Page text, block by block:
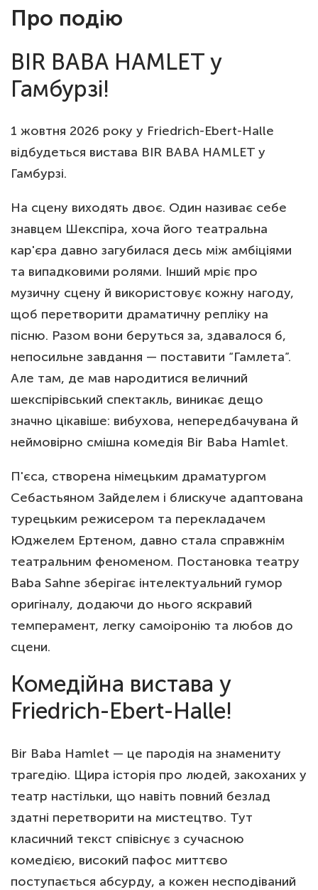
Про подію
BIR BABA HAMLET у
Гамбурзі!
1 жовтня 2026 року у Friedrich-Ebert-Halle
відбудеться вистава BIR BABA HAMLET у
Гамбурзі.
На сцену виходять двоє. Один називає себе
знавцем Шекспіра, хоча його театральна
кар'єра давно загубилася десь між амбіціями
та випадковими ролями. Інший мріє про
музичну сцену й використовує кожну нагоду,
щоб перетворити драматичну репліку на
пісню. Разом вони беруться за, здавалося б,
непосильне завдання — поставити “Гамлета”.
Але там, де мав народитися величний
шекспірівський спектакль, виникає дещо
значно цікавіше: вибухова, непередбачувана й
неймовірно смішна комедія Bir Baba Hamlet.
П'єса, створена німецьким драматургом
Себастьяном Зайделем і блискуче адаптована
турецьким режисером та перекладачем
Юджелем Ертеном, давно стала справжнім
театральним феноменом. Постановка театру
Baba Sahne зберігає інтелектуальний гумор
оригіналу, додаючи до нього яскравий
темперамент, легку самоіронію та любов до
сцени.
Комедійна вистава у
Friedrich-Ebert-Halle!
Bir Baba Hamlet — це пародія на знамениту
трагедію. Щира історія про людей, закоханих у
театр настільки, що навіть повний безлад
здатні перетворити на мистецтво. Тут
класичний текст співіснує з сучасною
комедією, високий пафос миттєво
поступається абсурду, а кожен несподіваний